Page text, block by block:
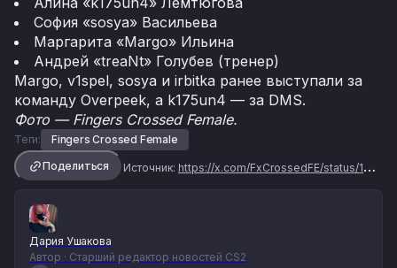
София «sosya» Васильева
Маргарита «Margo» Ильина
Андрей «treaNt» Голубев (тренер)
Margo, v1spel, sosya и irbitka ранее выступали за
команду Overpeek, а k175un4 — за DMS.
Фото — Fingers Crossed Female.
Теги:
Fingers Crossed Female
Поделиться
Источник: https://x.com/FxCrossedFE/status/1983974975469133969
Дария Ушакова
Автор · Старший редактор новостей CS2